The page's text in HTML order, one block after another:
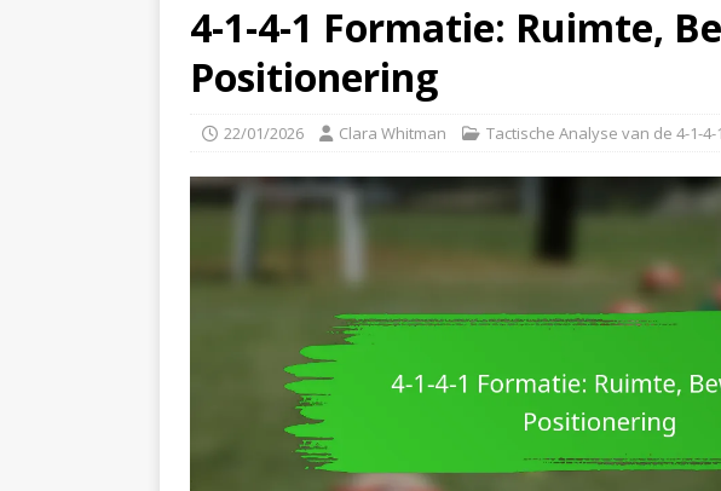
4-1-4-1 Formatie: Ruimte,
Positionering
22/01/2026 Clara Whitman Tactische Analyse van de 4-1-4-